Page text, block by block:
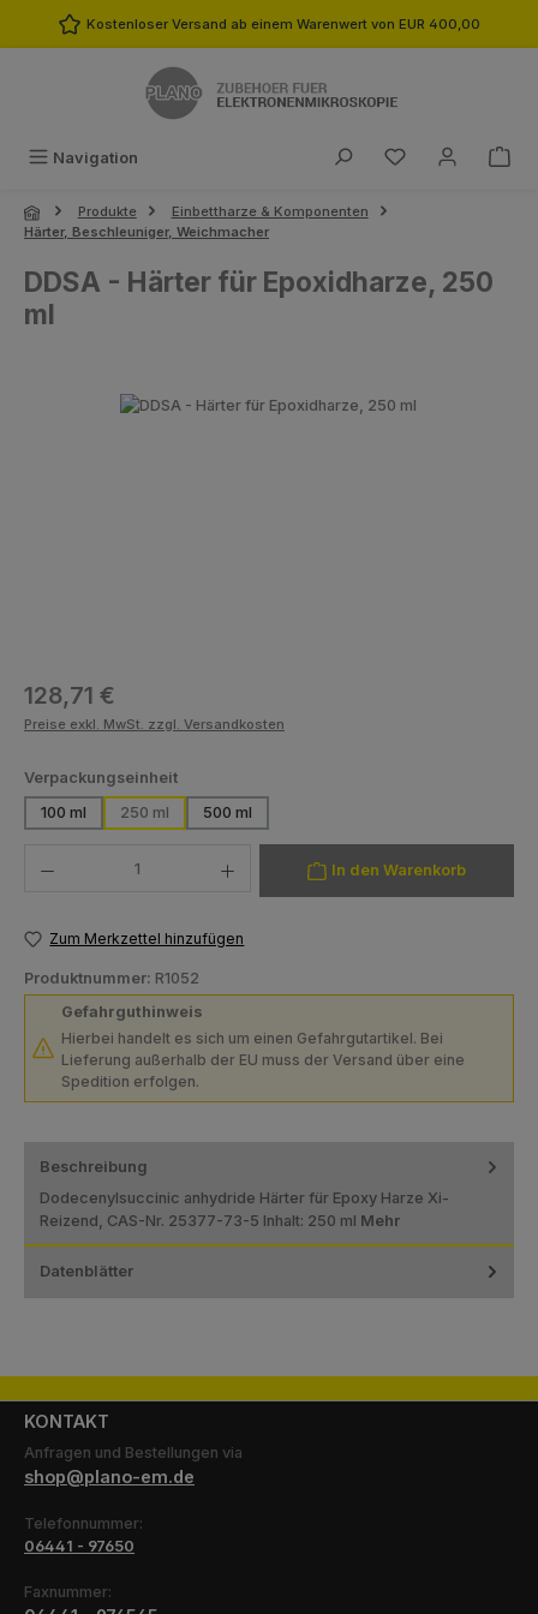
Zum Hauptinhalt springen
Kostenloser Versand ab einem Warenwert von EUR 400,00
Navigation Du hast 0
Produkte
Einbettharze & Komponenten
Härter, Beschleuniger, Weichmacher
DDSA - Härter für Epoxidharze, 250
ml
Bildergalerie überspringen
Regulärer Preis:
128,71 €
Preise exkl. MwSt. zzgl. Versandkosten
Verpackungseinheitauswählen
100 ml
250 ml 500 ml
In den Warenkorb
Zum Merkzettel hinzufügen
Produktnummer: R1052
Gefahrguthinweis
Hierbei handelt es sich um einen Gefahrgutartikel. Bei
Lieferung außerhalb der EU muss der Versand über eine
Spedition erfolgen.
Beschreibung
Dodecenylsuccinic anhydride Härter für Epoxy Harze Xi-
Reizend, CAS-Nr. 25377-73-5 Inhalt: 250 ml Mehr
Datenblätter
KONTAKT
Anfragen und Bestellungen via
shop@plano-em.de
Telefonnummer:
06441 - 97650
Faxnummer: